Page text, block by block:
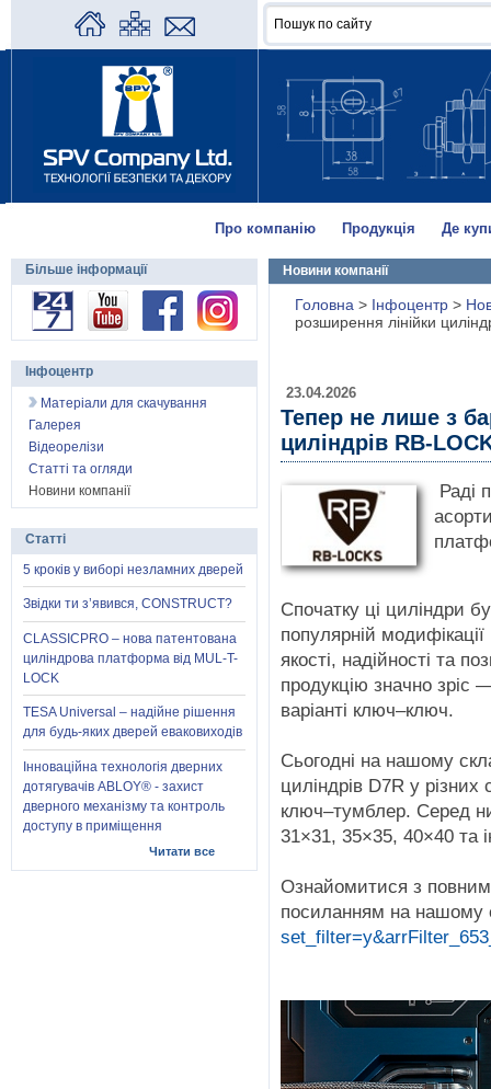
Про компанію Продукція Де
Новини компанії
Головна > Інфоцентр >
розширення лінійки
23.04.2026
Тепер не лише з
циліндрів RB-
Раді
Спочатку ці циліндри
популярній
якості, надійності та
продукцію значно зріс
варіанті ключ–ключ.
Сьогодні на нашому
циліндрів D7R у різних
ключ–тумблер. Серед
31×31, 35×35, 40×40 та
Ознайомитися з
посиланням на нашому
Більше інформації
Інфоцентр
Матеріали для скачування
Галерея
Відеорелізи
Статті та огляди
Новини компанії
Статті
5 кроків у виборі незламних дверей
Звідки ти з’явився, CONSTRUCT?
CLASSICPRO – нова патентована
циліндрова платформа від MUL-T-
LOCK
TESA Universal – надійне рішення
для будь-яких дверей еваковиходів
Інноваційна технологія дверних
дотягувачів ABLOY® - захист
дверного механізму та контроль
доступу в приміщення
Читати все